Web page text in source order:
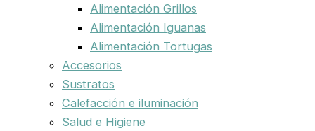
Alimentación Grillos
Alimentación Iguanas
Alimentación Tortugas
Accesorios
Sustratos
Calefacción e iluminación
Salud e Higiene